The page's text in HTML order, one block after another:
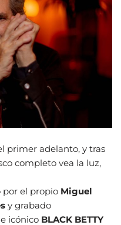
primer adelanto, y tras
completo vea la luz,
el propio Miguel
y grabado
icónico BLACK BETTY